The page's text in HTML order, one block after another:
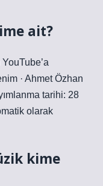
ait?
· Ahmet Özhan
tarihi: 28
olarak
kime